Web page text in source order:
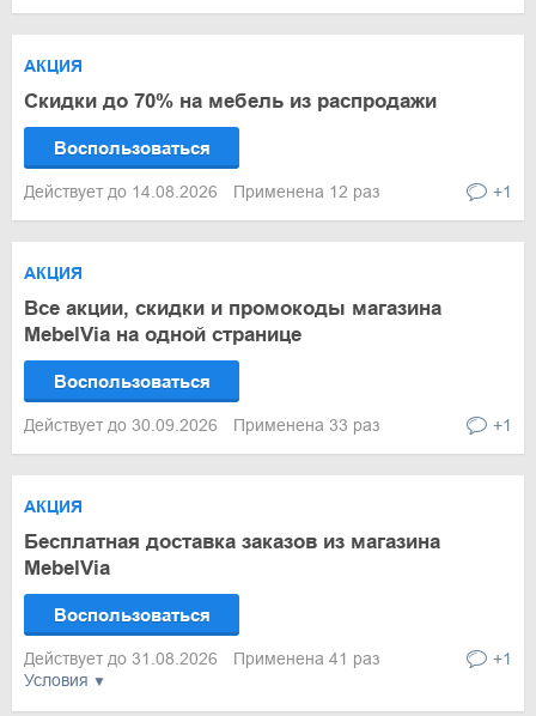
АКЦИЯ
Скидки до 70% на мебель из распродажи
Воспользоваться
Действует до 14.08.2026 Применена 12 раз +1
АКЦИЯ
Все акции, скидки и промокоды магазина
MebelVia на одной странице
Воспользоваться
Действует до 30.09.2026 Применена 33 раз +1
Условия
АКЦИЯ
Бесплатная доставка заказов из магазина
MebelVia
Воспользоваться
Действует до 31.08.2026 Применена 41 раз +1